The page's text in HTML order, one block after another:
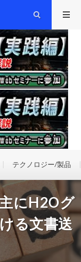
テクノロジー/製品
にH2Oグ
る文書送